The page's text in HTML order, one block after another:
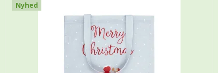
Nyhed